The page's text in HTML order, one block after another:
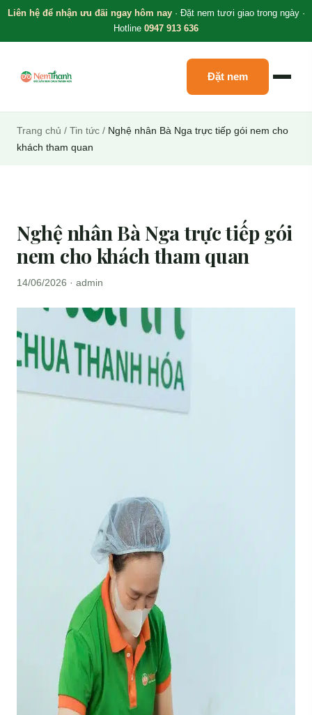
Liên hệ để nhận ưu đãi ngay hôm nay· Đặt nem tươi giao trong ngày ·
Hotline 0947 913 636
Đặt nem
Trang chủ / Tin tức / Nghệ nhân Bà Nga trực tiếp gói nem cho
khách tham quan
Nghệ nhân Bà Nga trực tiếp gói
nem cho khách tham quan
14/06/2026 · admin